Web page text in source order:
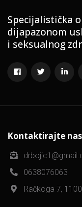
Specijalistička
dijapazonom
i seksualnog
Kontaktirajte nas
0638076063
Račkoga 7,